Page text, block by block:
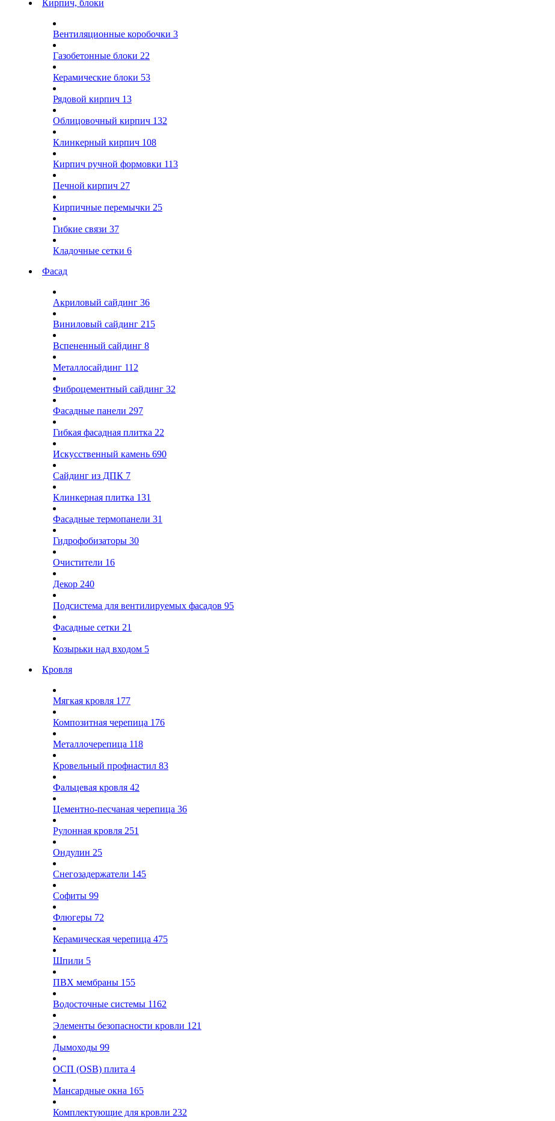
Кирпич, блоки
Вентиляционные коробочки 3
Газобетонные блоки 22
Керамические блоки 53
Рядовой кирпич 13
Облицовочный кирпич 132
Клинкерный кирпич 108
Кирпич ручной формовки 113
Печной кирпич 27
Кирпичные перемычки 25
Гибкие связи 37
Кладочные сетки 6
Фасад
Акриловый сайдинг 36
Виниловый сайдинг 215
Вспененный сайдинг 8
Металлосайдинг 112
Фиброцементный сайдинг 32
Фасадные панели 297
Гибкая фасадная плитка 22
Искусственный камень 690
Сайдинг из ДПК 7
Клинкерная плитка 131
Фасадные термопанели 31
Гидрофобизаторы 30
Очистители 16
Декор 240
Подсистема для вентилируемых фасадов 95
Фасадные сетки 21
Козырьки над входом 5
Кровля
Мягкая кровля 177
Композитная черепица 176
Металлочерепица 118
Кровельный профнастил 83
Фальцевая кровля 42
Цементно-песчаная черепица 36
Рулонная кровля 251
Ондулин 25
Снегозадержатели 145
Софиты 99
Флюгеры 72
Керамическая черепица 475
Шпили 5
ПВХ мембраны 155
Водосточные системы 1162
Элементы безопасности кровли 121
Дымоходы 99
ОСП (OSB) плита 4
Мансардные окна 165
Комплектующие для кровли 232